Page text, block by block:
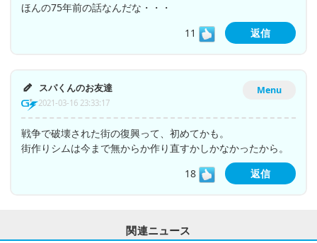
ほんの75年前の話なんだな・・・
11
返信
Menu
スパくんのお友達
2021-03-16 23:33:17
戦争で破壊された街の復興って、初めてかも。
街作りシムは今まで無からか作り直すかしかなかったから。
18
返信
関連ニュース